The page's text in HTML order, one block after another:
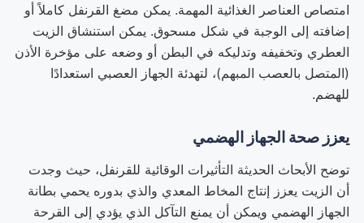
امتصاص العناصر الغذائية المهمة. يمكن مضغ القرنفل كاملاً أو
إضافته إلى الوجبة في شكل مسحوق. يمكن استنشاق الزيت
العطري وتخفيفه وتدليكه في البطن أو وضعه على مؤخرة الأذن
(المتصل بالعصب المبهم)، لتهدئة الجهاز العصبي استعدادًا
للهضم.
يعزز صحة الجهاز الهضمي
توضح الأبحاث الحديثة التأثيرات الوقائية للقرنفل، حيث وجدت
أن الزيت يعزز إنتاج المخاط المعدي والذي بدوره يحمي بطانة
الجهاز الهضمي ويمكن أن يمنع التآكل الذي يؤدي إلى القرحة